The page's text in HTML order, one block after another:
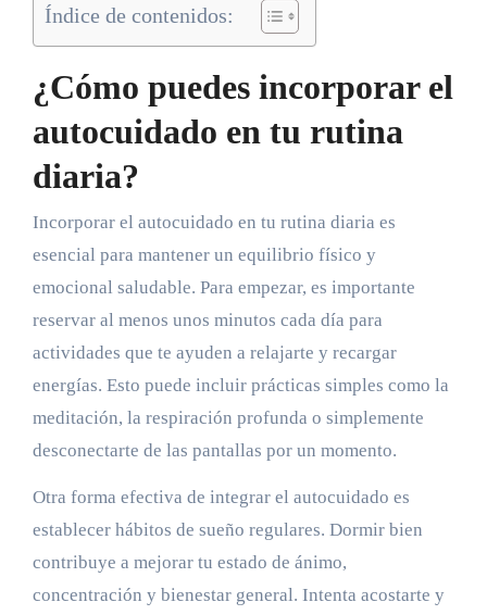
Índice de contenidos:
¿Cómo puedes incorporar el
autocuidado en tu rutina
diaria?
Incorporar el autocuidado en tu rutina diaria es
esencial para mantener un equilibrio físico y
emocional saludable. Para empezar, es importante
reservar al menos unos minutos cada día para
actividades que te ayuden a relajarte y recargar
energías. Esto puede incluir prácticas simples como la
meditación, la respiración profunda o simplemente
desconectarte de las pantallas por un momento.
Otra forma efectiva de integrar el autocuidado es
establecer hábitos de sueño regulares. Dormir bien
contribuye a mejorar tu estado de ánimo,
concentración y bienestar general. Intenta acostarte y